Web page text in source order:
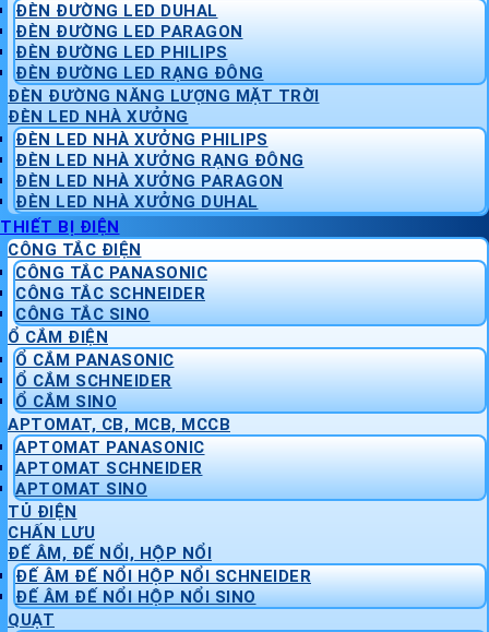
ĐÈN ĐƯỜNG LED DUHAL
ĐÈN ĐƯỜNG LED PARAGON
ĐÈN ĐƯỜNG LED PHILIPS
ĐÈN ĐƯỜNG LED RẠNG ĐÔNG
ĐÈN ĐƯỜNG NĂNG LƯỢNG MẶT TRỜI
ĐÈN LED NHÀ XƯỞNG
ĐÈN LED NHÀ XƯỞNG PHILIPS
ĐÈN LED NHÀ XƯỞNG RẠNG ĐÔNG
ĐÈN LED NHÀ XƯỞNG PARAGON
ĐÈN LED NHÀ XƯỞNG DUHAL
THIẾT BỊ ĐIỆN
CÔNG TẮC ĐIỆN
CÔNG TẮC PANASONIC
CÔNG TẮC SCHNEIDER
CÔNG TẮC SINO
Ổ CẮM ĐIỆN
Ổ CẮM PANASONIC
Ổ CẮM SCHNEIDER
Ổ CẮM SINO
APTOMAT, CB, MCB, MCCB
APTOMAT PANASONIC
APTOMAT SCHNEIDER
APTOMAT SINO
TỦ ĐIỆN
CHẤN LƯU
ĐẾ ÂM, ĐẾ NỔI, HỘP NỔI
ĐẾ ÂM ĐẾ NỔI HỘP NỔI SCHNEIDER
ĐẾ ÂM ĐẾ NỔI HỘP NỔI SINO
QUẠT